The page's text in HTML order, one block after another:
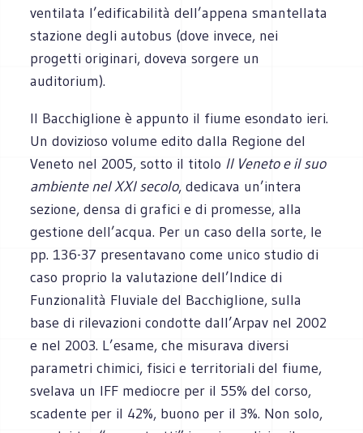
ventilata l’edificabilità dell’appena smantellata
stazione degli autobus (dove invece, nei
progetti originari, doveva sorgere un
auditorium).
Il Bacchiglione è appunto il fiume esondato ieri.
Un dovizioso volume edito dalla Regione del
Veneto nel 2005, sotto il titolo Il Veneto e il suo
ambiente nel XXI secolo, dedicava un’intera
sezione, densa di grafici e di promesse, alla
gestione dell’acqua. Per un caso della sorte, le
pp. 136-37 presentavano come unico studio di
caso proprio la valutazione dell’Indice di
Funzionalità Fluviale del Bacchiglione, sulla
base di rilevazioni condotte dall’Arpav nel 2002
e nel 2003. L’esame, che misurava diversi
parametri chimici, fisici e territoriali del fiume,
svelava un IFF mediocre per il 55% del corso,
scadente per il 42%, buono per il 3%. Non solo,